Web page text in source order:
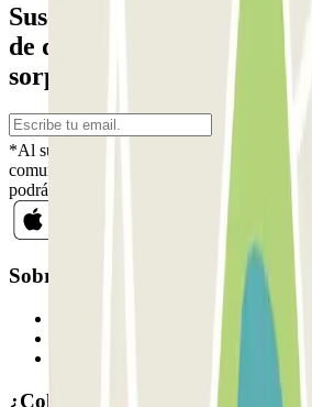
Suscríbete a nuestra
de descuentos, sorteos y
sorpresas.
*Al suscribirte aceptas nuestra Política de
comunicaciones comerciales de Parclick.
podrás darte de baja cuando quieras en la
Sobre Parclick
¿Colaboramos?